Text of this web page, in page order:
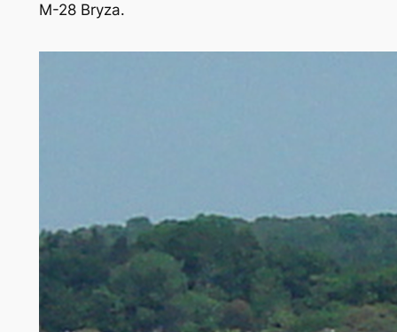
M-28 Bryza.